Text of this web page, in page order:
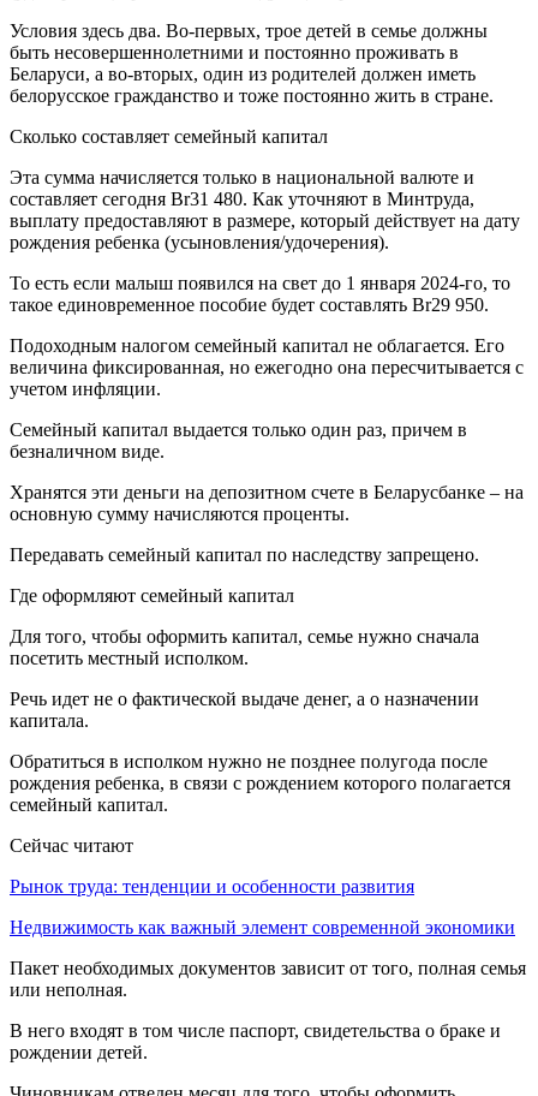
Условия здесь два. Во-первых, трое детей в семье должны
быть несовершеннолетними и постоянно проживать в
Беларуси, а во-вторых, один из родителей должен иметь
белорусское гражданство и тоже постоянно жить в стране.
Сколько составляет семейный капитал
Эта сумма начисляется только в национальной валюте и
составляет сегодня Br31 480. Как уточняют в Минтруда,
выплату предоставляют в размере, который действует на дату
рождения ребенка (усыновления/удочерения).
То есть если малыш появился на свет до 1 января 2024-го, то
такое единовременное пособие будет составлять Br29 950.
Подоходным налогом семейный капитал не облагается. Его
величина фиксированная, но ежегодно она пересчитывается с
учетом инфляции.
Семейный капитал выдается только один раз, причем в
безналичном виде.
Хранятся эти деньги на депозитном счете в Беларусбанке – на
основную сумму начисляются проценты.
Передавать семейный капитал по наследству запрещено.
Где оформляют семейный капитал
Для того, чтобы оформить капитал, семье нужно сначала
посетить местный исполком.
Речь идет не о фактической выдаче денег, а о назначении
капитала.
Обратиться в исполком нужно не позднее полугода после
рождения ребенка, в связи с рождением которого полагается
семейный капитал.
Сейчас читают
Рынок труда: тенденции и особенности развития
Недвижимость как важный элемент современной экономики
Пакет необходимых документов зависит от того, полная семья
или неполная.
В него входят в том числе паспорт, свидетельства о браке и
рождении детей.